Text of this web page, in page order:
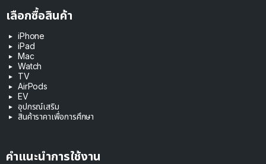
เลือกซื้อสินค้า
iPhone
iPad
Mac
Watch
TV
AirPods
EV
อุปกรณ์เสริม
สินค้าราคาเพื่อการศึกษา
คำแนะนำการใช้งาน